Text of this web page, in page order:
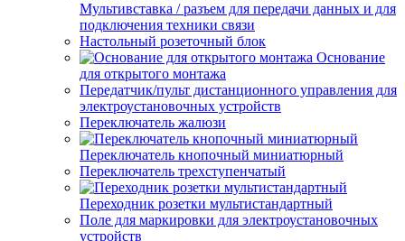
Мультивставка / разъем для передачи данных и для
подключения техники связи
Настольный розеточный блок
Основание
для открытого монтажа
Передатчик/пульт дистанционного управления для
электроустановочных устройств
Переключатель жалюзи
Переключатель кнопочный миниатюрный
Переключатель трехступенчатый
Переходник розетки мультистандартный
Поле для маркировки для электроустановочных
устройств